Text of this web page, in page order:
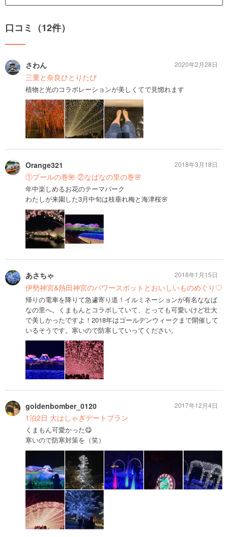
口コミ（12件）
さわん
三重と奈良ひとりたび
植物と光のコラボレーションが美しくてで見惚れます
2020年2月28日
Orange321
①プールの巻🌺 ②なばなの里の巻🌸
年中楽しめるお花のテーマパーク
わたしが来園した3月中旬は枝垂れ梅と海津桜🌸
2018年3月18日
あさちゃ
伊勢神宮&熱田神宮のパワースポットとおいしいものめぐり♡
帰りの電車を降りて急遽寄り道！イルミネーションが有名ななば
なの里へ。くまもんとコラボしていて、とっても可愛いけど壮大
で美しかったですよ！2018年はゴールデンウィークまで開催して
いるそうです。寒いので防寒していってください。
2018年1月15日
goldenbomber_0120
1泊2日 大はしゃぎデートプラン
くまもん可愛かった😋
寒いので防寒対策を（笑）
2017年12月4日